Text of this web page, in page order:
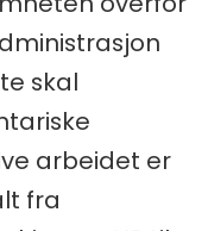
skal
arbeidet er
fra